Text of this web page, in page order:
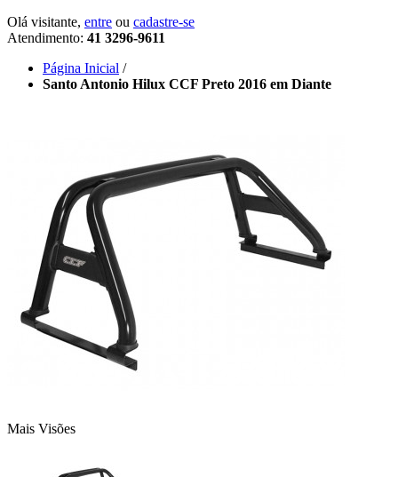
Olá visitante, entre ou cadastre-se
Atendimento: 41 3296-9611
Página Inicial /
Santo Antonio Hilux CCF Preto 2016 em Diante
Mais Visões